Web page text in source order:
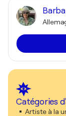
Catégories
Artiste à la